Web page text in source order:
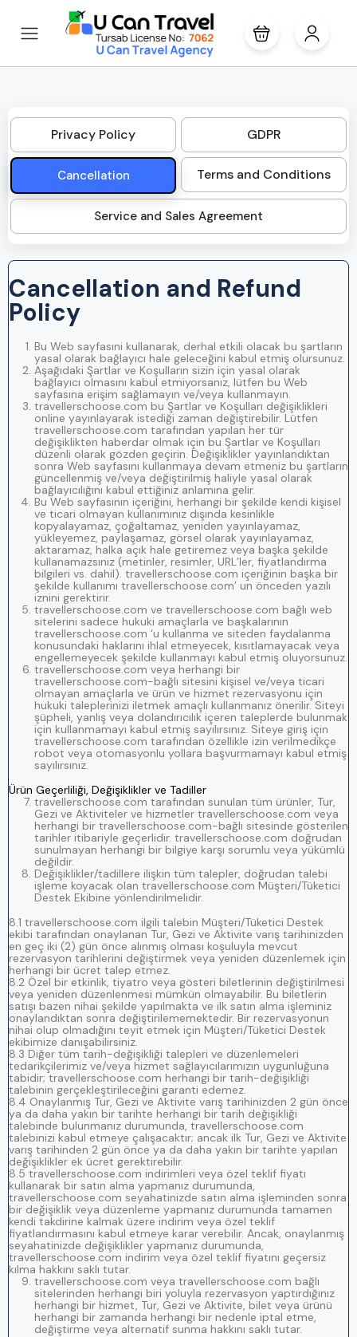
Privacy Policy GDPR
Cancellation Terms and Conditions
Service and Sales Agreement
Cancellation and Refund
Policy
Bu Web sayfasıni kullanarak, derhal etkili olacak bu şartların
yasal olarak bağlayıcı hale geleceğini kabul etmiş olursunuz.
Aşağıdaki Şartlar ve Koşulların sizin için yasal olarak
bağlayıcı olmasını kabul etmiyorsanız, lütfen bu Web
sayfasına erişim sağlamayın ve/veya kullanmayın.
travellerschoose.com bu Şartlar ve Koşulları değişiklikleri
online yayınlayarak istediği zaman değiştirebilir. Lütfen
travellerschoose.com tarafından yapılan her tür
değişiklikten haberdar olmak için bu Şartlar ve Koşulları
düzenli olarak gözden geçirin. Değişiklikler yayınlandıktan
sonra Web sayfasını kullanmaya devam etmeniz bu şartların
güncellenmiş ve/veya değiştirilmiş haliyle yasal olarak
bağlayıcılığını kabul ettiğiniz anlamına gelir.
Bu Web sayfasının içeriğini, herhangi bir şekilde kendi kişisel
ve ticari olmayan kullanımınız dışında kesinlikle
kopyalayamaz, çoğaltamaz, yeniden yayınlayamaz,
yükleyemez, paylaşamaz, görsel olarak yayınlayamaz,
aktaramaz, halka açık hale getiremez veya başka şekilde
kullanamazsınız (metinler, resimler, URL’ler, fiyatlandırma
bilgileri vs. dahil). travellerschoose.com içeriğinin başka bir
şekilde kullanımı travellerschoose.com’ un önceden yazılı
iznini gerektirir.
travellerschoose.com ve travellerschoose.com bağlı web
sitelerini sadece hukuki amaçlarla ve başkalarının
travellerschoose.com ‘u kullanma ve siteden faydalanma
konusundaki haklarını ihlal etmeyecek, kısıtlamayacak veya
engellemeyecek şekilde kullanmayı kabul etmiş oluyorsunuz.
travellerschoose.com veya herhangi bir
travellerschoose.com-bağlı sitesini kişisel ve/veya ticari
olmayan amaçlarla ve ürün ve hizmet rezervasyonu için
hukuki taleplerinizi iletmek amaçlı kullanmanız önerilir. Siteyi
şüpheli, yanlış veya dolandırıcılık içeren taleplerde bulunmak
için kullanmamayı kabul etmiş sayılırsınız. Siteye giriş için
travellerschoose.com tarafından özellikle izin verilmedikçe
robot veya otomasyonlu yollara başvurmamayı kabul etmiş
sayılırsınız.
Ürün Geçerliliği, Değişiklikler ve Tadiller
travellerschoose.com tarafından sunulan tüm ürünler, Tur,
Gezi ve Aktiviteler ve hizmetler travellerschoose.com veya
herhangi bir travellerschoose.com-bağlı sitesinde gösterilen
tarihler itibariyle geçerlidir. travellerschoose.com doğrudan
sunulmayan herhangi bir bilgiye karşı sorumlu veya yükümlü
değildir.
Değişiklikler/tadillere ilişkin tüm talepler, doğrudan talebi
işleme koyacak olan travellerschoose.com Müşteri/Tüketici
Destek Ekibine yönlendirilmelidir.
8.1 travellerschoose.com ilgili talebin Müşteri/Tüketici Destek
ekibi tarafından onaylanan Tur, Gezi ve Aktivite varış tarihinizden
en geç iki (2) gün önce alınmış olması koşuluyla mevcut
rezervasyon tarihlerini değiştirmek veya yeniden düzenlemek için
herhangi bir ücret talep etmez.
8.2 Özel bir etkinlik, tiyatro veya gösteri biletlerinin değiştirilmesi
veya yeniden düzenlenmesi mümkün olmayabilir. Bu biletlerin
satışı bazen nihai şekilde yapılmakta ve ilk satın alma işleminiz
onaylandıktan sonra değiştirilememektedir. Bir rezervasyonun
nihai olup olmadığını teyit etmek için Müşteri/Tüketici Destek
ekibimize danışabilirsiniz.
8.3 Diğer tüm tarih-değişikliği talepleri ve düzenlemeleri
tedarikçilerimiz ve/veya hizmet sağlayıcılarımızın uygunluğuna
tabidir; travellerschoose.com herhangi bir tarih-değişikliği
talebinin gerçekleştirileceğini garanti edemez.
8.4 Onaylanmış Tur, Gezi ve Aktivite varış tarihinizden 2 gün önce
ya da daha yakın bir tarihte herhangi bir tarih değişikliği
talebinde bulunmanız durumunda, travellerschoose.com
talebinizi kabul etmeye çalışacaktır; ancak ilk Tur, Gezi ve Aktivite
varış tarihinden 2 gün önce ya da daha yakın bir tarihte yapılan
değişiklikler ek ücret gerektirebilir.
8.5 travellerschoose.com indirimleri veya özel teklif fiyatı
kullanarak bir satın alma yapmanız durumunda,
travellerschoose.com seyahatinizde satın alma işleminden sonra
bir değişiklik veya düzenleme yapmanız durumunda tamamen
kendi takdirine kalmak üzere indirim veya özel teklif
fiyatlandırmasını kabul etmeye karar verebilir. Ancak, onaylanmış
seyahatinizde değişiklikler yapmanız durumunda,
travellerschoose.com indirim veya özel teklif fiyatını geçersiz
kılma hakkını saklı tutar.
travellerschoose.com veya travellerschoose.com bağlı
sitelerinden herhangi biri yoluyla rezervasyon yaptırdığınız
herhangi bir hizmet, Tur, Gezi ve Aktivite, bilet veya ürünü
herhangi bir zamanda herhangi bir nedenle iptal etme,
değiştirme veya alternatif sunma hakkını saklı tutar.